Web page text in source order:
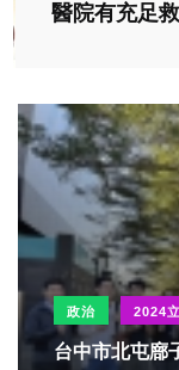
醫院有充足
政治 2024
台中市北屯廍子地